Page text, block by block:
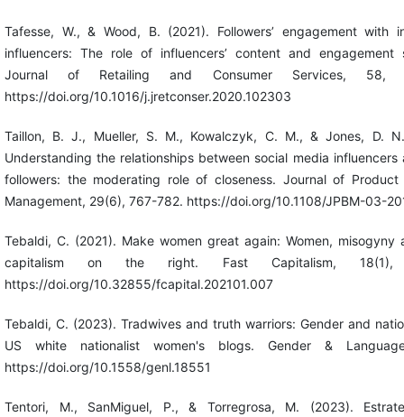
Tafesse, W., & Wood, B. (2021). Followers’ engagement with
influencers: The role of influencers’ content and engagement
Journal of Retailing and Consumer Services, 58,
https://doi.org/10.1016/j.jretconser.2020.102303
Taillon, B. J., Mueller, S. M., Kowalczyk, C. M., & Jones, D.
Understanding the relationships between social media influencers
followers: the moderating role of closeness. Journal of Product
Management, 29(6), 767-782. https://doi.org/10.1108/JPBM-03-
Tebaldi, C. (2021). Make women great again: Women, misogyny
capitalism on the right. Fast Capitalism, 18(1),
https://doi.org/10.32855/fcapital.202101.007
Tebaldi, C. (2023). Tradwives and truth warriors: Gender and
US white nationalist women's blogs. Gender &
https://doi.org/10.1558/genl.18551
Tentori, M., SanMiguel, P., & Torregrosa, M. (2023).